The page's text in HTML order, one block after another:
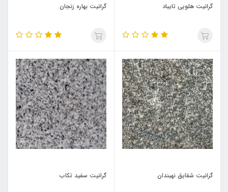
گرانیت هلویی تایباد گرانیت بهاره زنجان
گرانیت شقایق نهبندان گرانیت سفید تکاب